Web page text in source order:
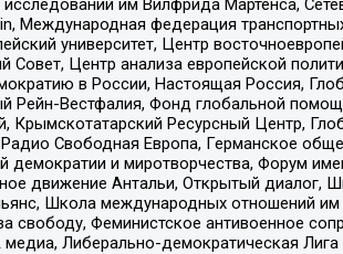
Международная федерация
университет, Центр
Совет, Центр анализа европейской
в России, Настоящая Россия,
Рейн-Вестфалия, Фонд глобальной
Крымскотатарский Ресурсный Центр,
Свободная Европа, Германское
и миротворчества, Форум
движение Антальи, Открытый диалог,
Школа международных отношений
Феминистское антивоенное
Либерально-демократическая Лига